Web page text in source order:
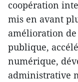
coopération
mis en avant
amélioration
publique,
numérique,
administrative